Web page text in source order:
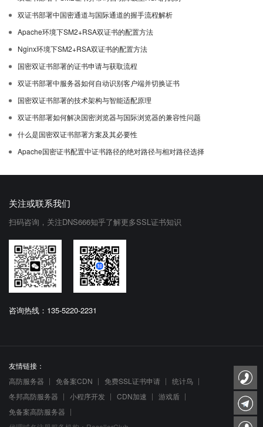
双证书部署中国密通道与国际通道的握手流程解析
Apache环境下SM2+RSA双证书的配置方法
Nginx环境下SM2+RSA双证书的配置方法
国密双证书部署的证书申请与获取流程
双证书部署中服务器如何自动识别客户端并切换证书
国密双证书部署的技术架构与智能适配原理
双证书部署如何解决国密浏览器与国际浏览器的兼容性问题
什么是国密双证书部署方案及其必要性
Apache国密证书配置中证书路径的绝对路径与相对路径选择
关注或联系我们
扫码咨询，关注DNS666知乎了解更多SSL证书知识
咨询热线：135-5220-2231
友情链接：
高防服务器
免备案CDN 免费SSL证书申请
统计鸟
冬邦高防服务器
小程序开发 CDN加速
游戏盾
免备案高防服务器